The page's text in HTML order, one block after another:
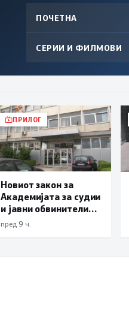
ПОЧЕТНА
СЕРИИ И ФИЛМОВИ
ПРИЛОГ
Новиот закон за
Академијата за судии
и јавни обвинители
наскоро во
Собранието
пред 9 ч.